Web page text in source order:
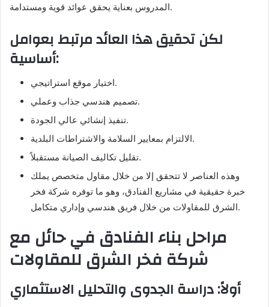
المدروس بعناية يحقق عوائد قوية ومستدامة.
لكن تحقيق هذا العائد مرتبط بعوامل
أساسية:
اختيار موقع استراتيجي.
تصميم هندسي جذاب وعملي.
تنفيذ إنشائي عالي الجودة.
الالتزام بمعايير السلامة والاشتراطات البلدية.
تقليل تكاليف الصيانة مستقبلاً.
وهذه العناصر لا تتحقق إلا من خلال مقاول متخصص يملك
خبرة حقيقية في مشاريع الفنادق، وهو ما توفره شركة فخر
الشرق للمقاولات من خلال فريق هندسي وإداري متكامل.
مراحل بناء الفنادق في حائل مع
شركة فخر الشرق للمقاولات
أولاً: دراسة الجدوى والتحليل الاستثماري